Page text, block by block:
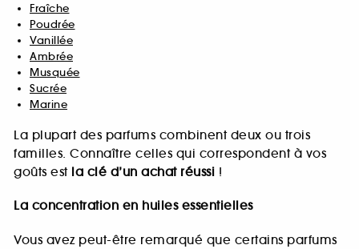
Fraîche
Poudrée
Vanillée
Ambrée
Musquée
Sucrée
Marine
La plupart des parfums combinent deux ou trois
familles. Connaître celles qui correspondent à vos
goûts est la clé d’un achat réussi !
La concentration en huiles essentielles
Vous avez peut-être remarqué que certains parfums